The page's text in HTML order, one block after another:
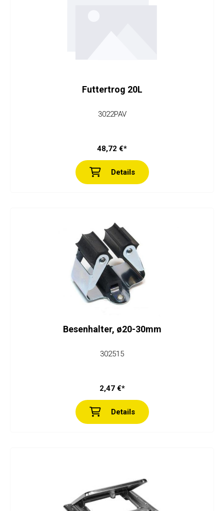
Futtertrog 20L
3022PAV
48,72 €*
Details
Besenhalter, ø20-30mm
302515
2,47 €*
Details